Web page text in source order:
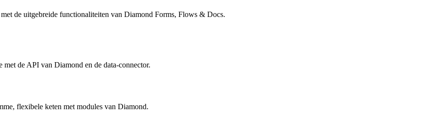
de uitgebreide functionaliteiten van Diamond Forms, Flows & Docs.
de API van Diamond en de data-connector.
flexibele keten met modules van Diamond.